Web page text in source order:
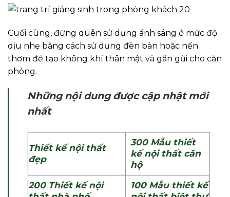
Cuối cùng, đừng quên sử dụng ánh sáng ở mức độ
dịu nhẹ bằng cách sử dụng đèn bàn hoặc nến
thơm để tạo không khí thân mật và gần gũi cho căn
phòng.
Những nội dung được cập nhật mới
nhất
Thiết kế nội thất
đẹp
300 Mẫu thiết
kế nội thất căn
hộ
200 Thiết kế nội
100 Mẫu thiết kế